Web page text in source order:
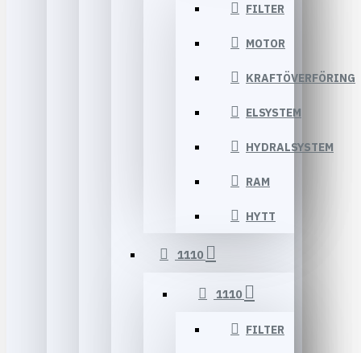
FILTER
MOTOR
KRAFTÖVERFÖRING
ELSYSTEM
HYDRALSYSTEM
RAM
HYTT
1110
1110
FILTER